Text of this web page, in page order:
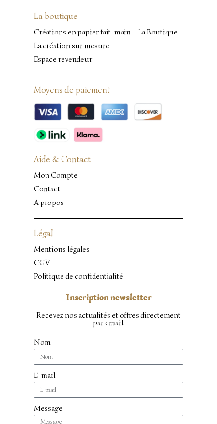
La boutique
Créations en papier fait-main – La Boutique
La création sur mesure
Espace revendeur
Moyens de paiement
Aide & Contact
Mon Compte
Contact
A propos
Légal
Mentions légales
CGV
Politique de confidentialité
Inscription newsletter
Recevez nos actualités et offres directement
par email.
Nom
E-mail
Message